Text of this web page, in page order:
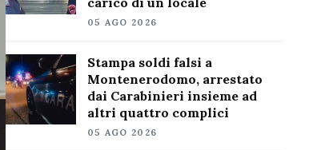
05 AGO 2026
Stampa soldi falsi a
Montenerodomo, arrestato
dai Carabinieri insieme ad
altri quattro complici
05 AGO 2026